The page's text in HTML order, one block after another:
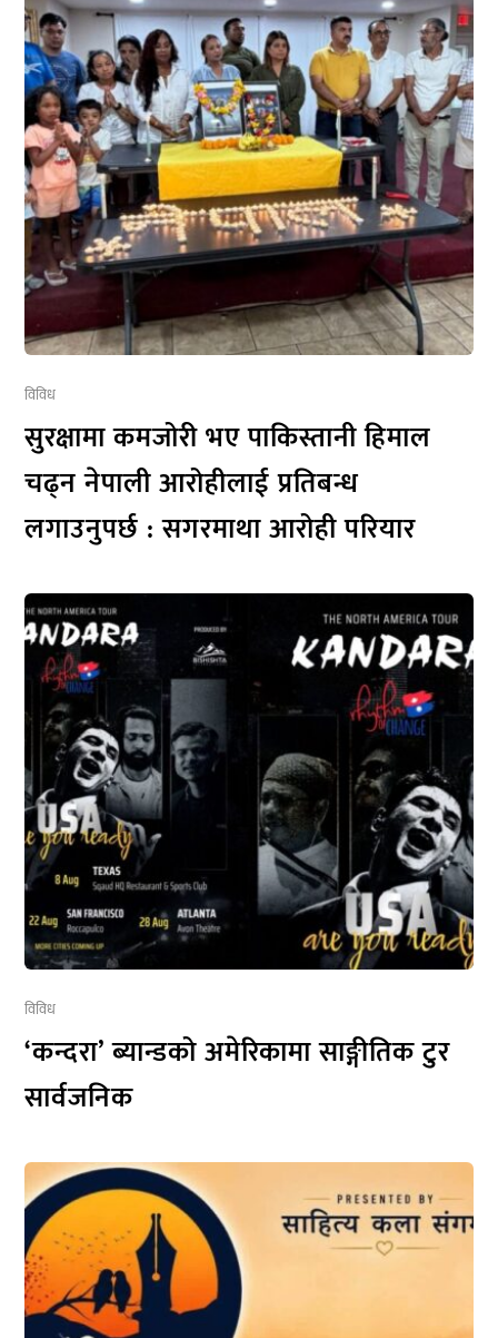
विविध
सुरक्षामा कमजोरी भए पाकिस्तानी हिमाल
चढ्न नेपाली आरोहीलाई प्रतिबन्ध
लगाउनुपर्छ : सगरमाथा आरोही परियार
विविध
‘कन्दरा’ ब्यान्डको अमेरिकामा साङ्गीतिक टुर
सार्वजनिक